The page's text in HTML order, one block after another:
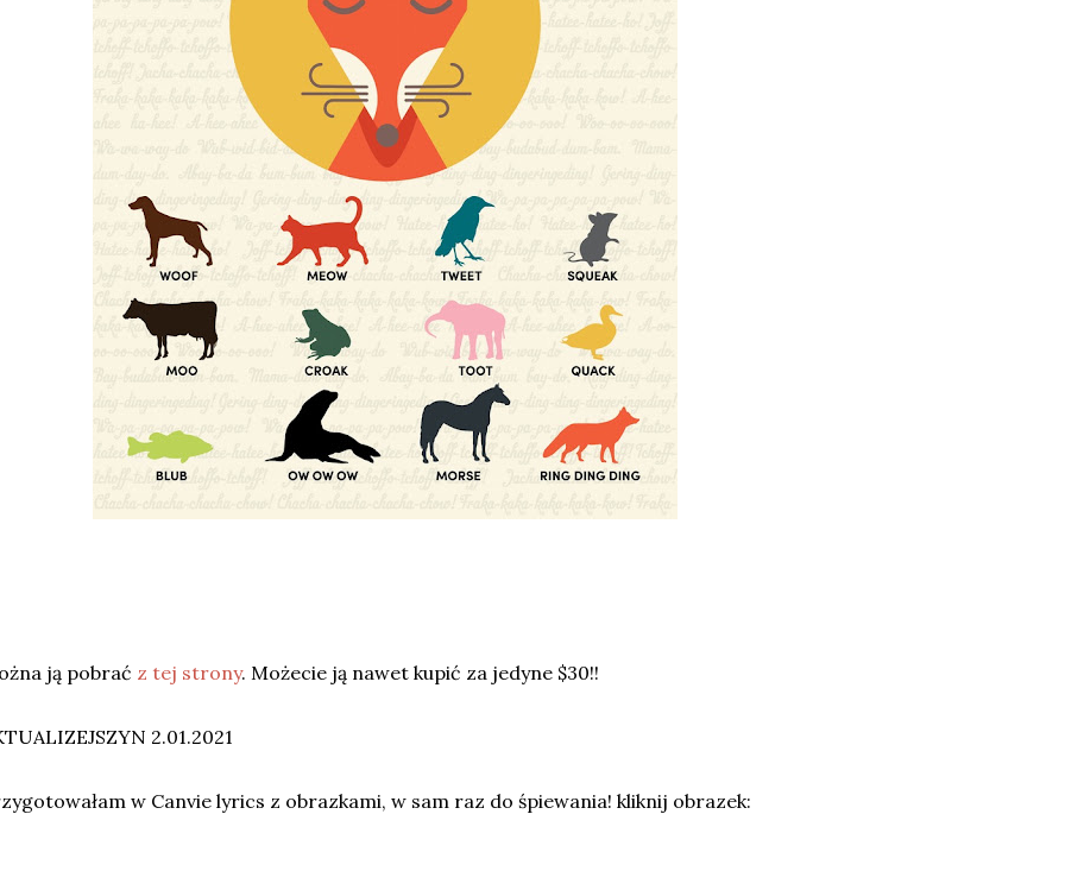
ją pobrać z tej strony. Możecie ją nawet kupić za jedyne $30!!
2.01.2021
w Canvie lyrics z obrazkami, w sam raz do śpiewania! kliknij obrazek: